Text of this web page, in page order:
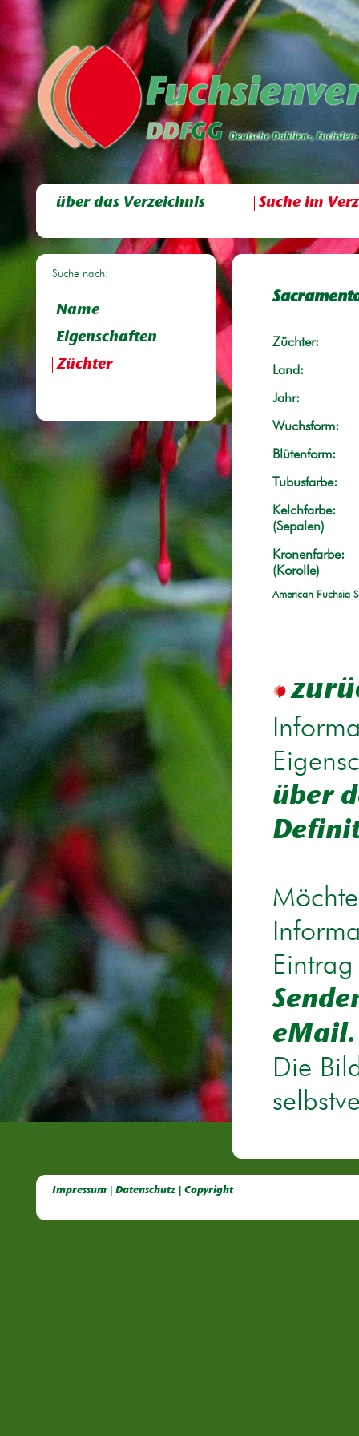
über das Verzeichnis Suche im
Suche nach:
Name
Eigenschaften
Züchter
Züchter:
Land:
Jahr:
Wuchsform:
Blütenform:
Tubusfarbe:
Kelchfarbe:
(Sepalen)
Kronenfarbe:
(Korolle)
American Fuchsia
über
eMail.
Die
Impressum | Datenschutz | Copyright